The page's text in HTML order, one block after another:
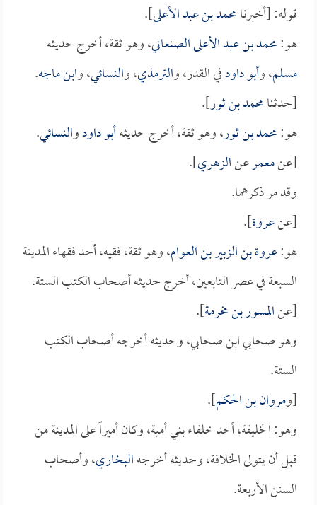
قوله: [أخبرنامحمد بن عبد الأعلى].
هو:محمد بن عبد الأعلى الصنعاني، وهو ثقة، أخرج حديثه
مسلم، وأبو داودفي القدر، والترمذي، والنسائي، وابن ماجه.
[حدثنامحمد بن ثور].
هو:محمد بن ثور، وهو ثقة، أخرج حديثهأبو داودوالنسائي.
[عنمعمرعنالزهري].
وقد مر ذكرهما.
[عنعروة].
هو:عروة بن الزبير بن العوام، وهو ثقة، فقيه، أحد فقهاء المدينة
السبعة في عصر التابعين، أخرج حديثه أصحاب الكتب الستة.
[عنالمسور بن مخرمة].
وهو صحابي ابن صحابي، وحديثه أخرجه أصحاب الكتب
الستة.
[ومروان بن الحكم].
وهو: الخليفة، أحد خلفاء بني أمية، وكان أميراً على المدينة من
قبل أن يتولى الخلافة، وحديثه أخرجهالبخاري، وأصحاب
السنن الأربعة.